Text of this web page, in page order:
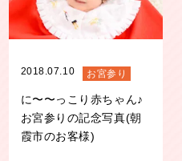
2018.07.10 お宮参り
に〜〜っこり赤ちゃん♪
お宮参りの記念写真(朝
霞市のお客様)